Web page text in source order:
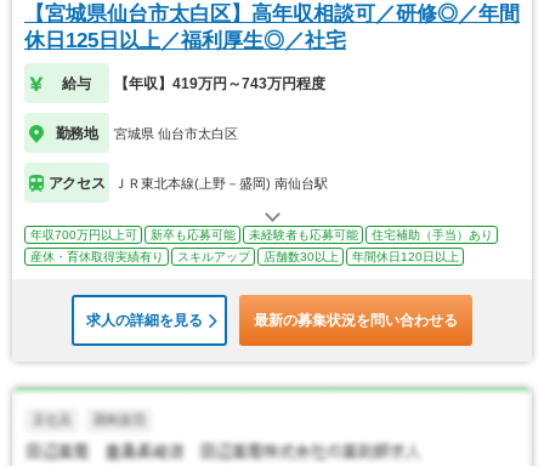
【宮城県仙台市太白区】高年収相談可／研修◎／年間
休日125日以上／福利厚生◎／社宅
給与 【年収】419万円～743万円程度
勤務地 宮城県 仙台市太白区
アクセス ＪＲ東北本線(上野－盛岡) 南仙台駅
年収700万円以上可 新卒も応募可能 未経験者も応募可能
住宅補助（手当）あり
産休・育休取得実績有り
スキルアップ 店舗数30以上 年間休日120日以上
求人の詳細を見る 最新の募集状況を問い合わせる